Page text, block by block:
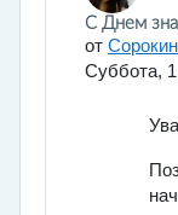
С Днем
от
Суббота,